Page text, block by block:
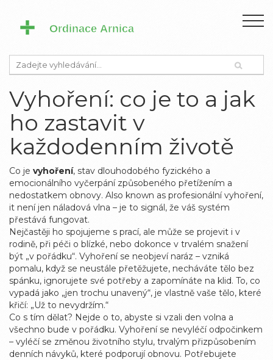
Vyhoření: co je to a jak
ho zastavit v
každodenním životě
Co je vyhoření, stav dlouhodobého fyzického a
emocionálního vyčerpání způsobeného přetížením a
nedostatkem obnovy. Also known as profesionální vyhoření,
it není jen náladová vlna – je to signál, že váš systém
přestává fungovat.
Nejčastěji ho spojujeme s prací, ale může se projevit i v
rodině, při péči o blízké, nebo dokonce v trvalém snažení
být „v pořádku“. Vyhoření se neobjeví naráz – vzniká
pomalu, když se neustále přetěžujete, necháváte tělo bez
spánku, ignorujete své potřeby a zapomínáte na klid. To, co
vypadá jako „jen trochu unavený“, je vlastně vaše tělo, které
křičí: „Už to nevydržím.“
Co s tím dělat? Nejde o to, abyste si vzali den volna a
všechno bude v pořádku. Vyhoření se nevyléčí odpočinkem
– vyléčí se změnou životního stylu, trvalým přizpůsobením
denních návyků, které podporují obnovu. Potřebujete